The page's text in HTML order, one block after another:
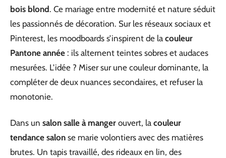
bois blond. Ce mariage entre modernité et nature séduit
les passionnés de décoration. Sur les réseaux sociaux et
Pinterest, les moodboards s’inspirent de la couleur
Pantone année : ils alternent teintes sobres et audaces
mesurées. L’idée ? Miser sur une couleur dominante, la
compléter de deux nuances secondaires, et refuser la
monotonie.
Dans un salon salle à manger ouvert, la couleur
tendance salon se marie volontiers avec des matières
brutes. Un tapis travaillé, des rideaux en lin, des